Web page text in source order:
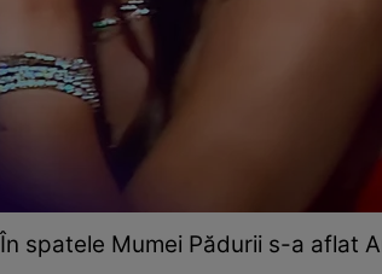
În spatele Mumei Pădurii s-a aflat